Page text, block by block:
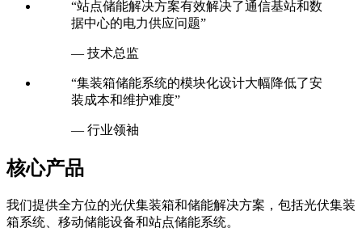
“站点储能解决方案有效解决了通信基站和数
据中心的电力供应问题”
— 技术总监
“集装箱储能系统的模块化设计大幅降低了安
装成本和维护难度”
— 行业领袖
核心产品
我们提供全方位的光伏集装箱和储能解决方案，包括光伏集装
箱系统、移动储能设备和站点储能系统。